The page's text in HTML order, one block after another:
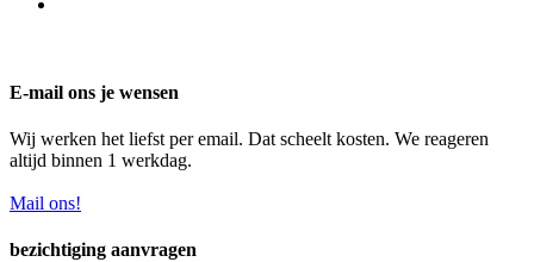
E-mail ons je wensen
Wij werken het liefst per email. Dat scheelt kosten. We reageren
altijd binnen 1 werkdag.
Mail ons!
bezichtiging aanvragen